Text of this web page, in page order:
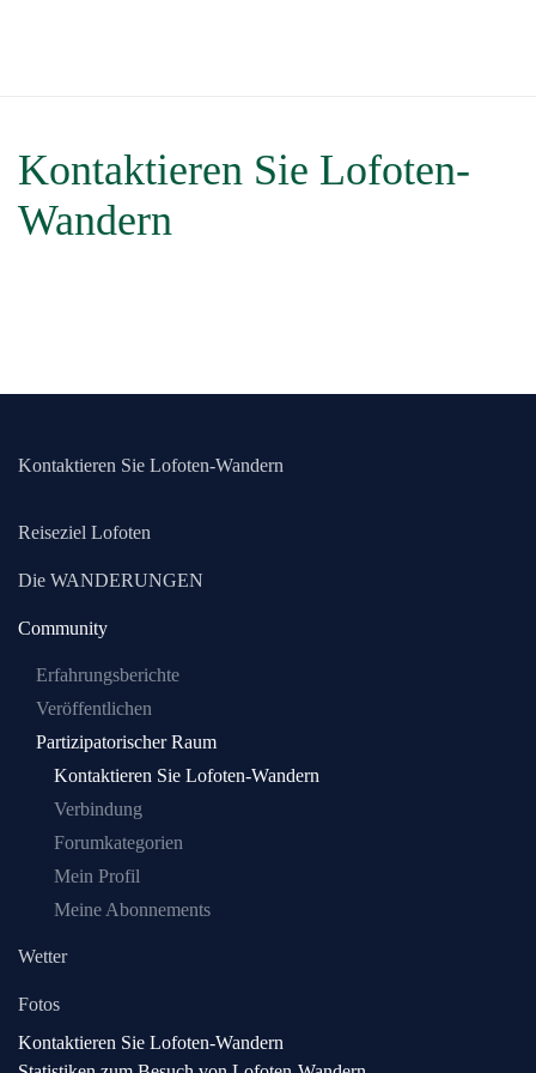
Kontaktieren Sie Lofoten-
Wandern
Kontaktieren Sie Lofoten-Wandern
Reiseziel Lofoten
Die WANDERUNGEN
Community
Erfahrungsberichte
Veröffentlichen
Partizipatorischer Raum
Kontaktieren Sie Lofoten-Wandern
Verbindung
Forumkategorien
Mein Profil
Meine Abonnements
Wetter
Fotos
Kontaktieren Sie Lofoten-Wandern